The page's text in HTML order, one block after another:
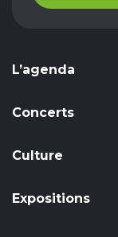
L’agenda
Concerts
Culture
Expositions